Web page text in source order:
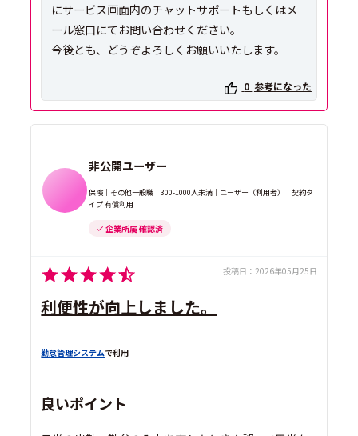
にサービス画面内のチャットサポートもしくはメ
ール窓口にてお問い合わせください。
0 参考になった
非公開ユーザー
保険｜その他一般職｜300-1000人未満｜ユーザー（利用者）｜契約タ
イプ 有償利用
企業所属 確認済
投稿日： 2026年05月25日
利便性が向上しました。
勤怠管理システムで利用
良いポイント